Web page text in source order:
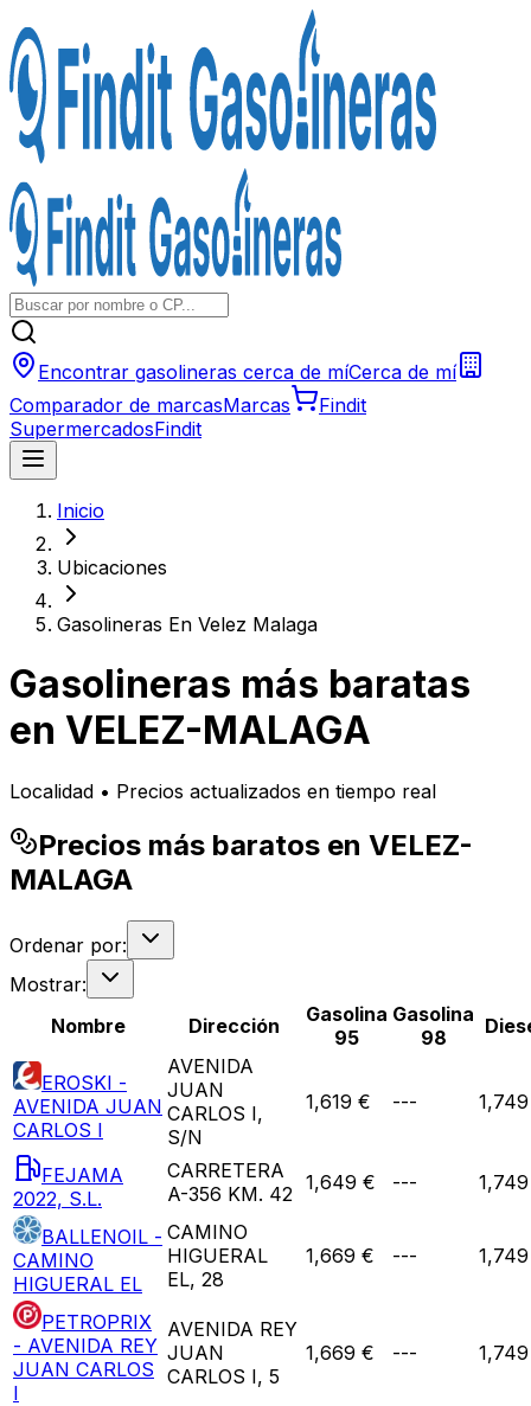
Encontrar gasolineras cerca de míCerca de mí
Comparador de marcasMarcas
Findit
SupermercadosFindit
Inicio
Ubicaciones
Gasolineras En Velez Malaga
Gasolineras más baratas
en VELEZ-MALAGA
Localidad • Precios actualizados en tiempo real
Precios más baratos en VELEZ-
MALAGA
Ordenar por:
Mostrar:
Nombre
Dirección
Gasolina
95
Gasolina
98
EROSKI -
AVENIDA JUAN
CARLOS I
AVENIDA
JUAN
CARLOS I,
S/N
1,619 € ---
FEJAMA
2022, S.L.
CARRETERA
A-356 KM. 42 1,649 € ---
BALLENOIL -
CAMINO
HIGUERAL EL
CAMINO
HIGUERAL
EL, 28
1,669 € ---
PETROPRIX
- AVENIDA REY
JUAN CARLOS
I
AVENIDA REY
JUAN
CARLOS I, 5
1,669 € ---